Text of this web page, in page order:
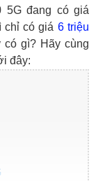
5G đang có giá
chỉ có giá 6 triệu
có gì? Hãy cùng
đây: